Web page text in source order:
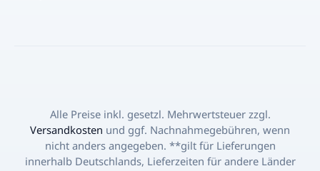
Alle Preise inkl. gesetzl. Mehrwertsteuer zzgl.
Versandkosten und ggf. Nachnahmegebühren, wenn
nicht anders angegeben. **gilt für Lieferungen
innerhalb Deutschlands, Lieferzeiten für andere Länder